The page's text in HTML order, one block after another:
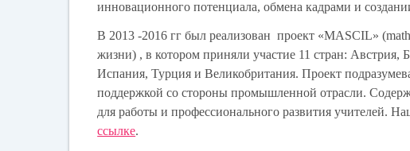
инновационного потенциала, обмена кадрами и
В 2013 -2016 гг был реализован проект «MASCIL»
жизни) , в котором приняли участие 11 стран:
Испания, Турция и Великобритания. Проект
поддержкой со стороны промышленной отрасли.
для работы и профессионального развития учителей.
ссылке.